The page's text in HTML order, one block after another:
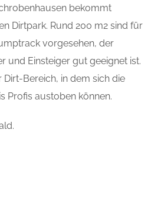
bekommt
Dirtpark. Rund 200 m2 sind für
vorgesehen, der
und Einsteiger gut geeignet ist.
Bereich, in dem sich die
Profis austoben können.